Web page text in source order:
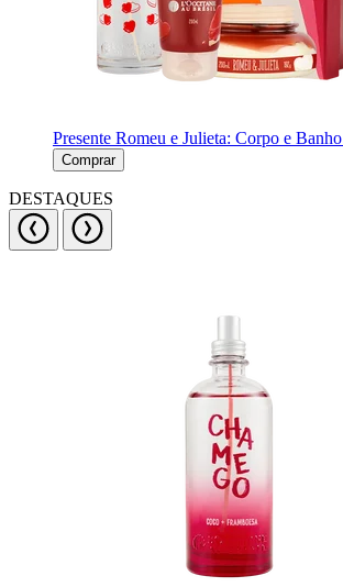
Presente Romeu e Julieta: Corpo e Banho
Comprar
DESTAQUES